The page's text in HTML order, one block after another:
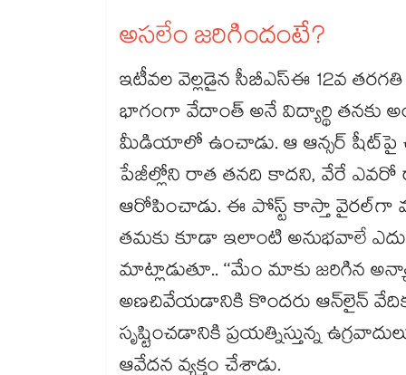
అసలేం జరిగిందంటే?
ఇటీవల వెల్లడైన సీబీఎస్ఈ 12వ
భాగంగా వేదాంత్ అనే విద్యార్థి తనకు
మీడియాలో ఉంచాడు. ఆ ఆన్సర్ షీట్‌‌పై
పేజీల్లోని రాత తనది కాదని, వేరే
ఆరోపించాడు. ఈ పోస్ట్ కాస్తా వైరల్‌‌గా
తమకు కూడా ఇలాంటి అనుభవాలే
మాట్లాడుతూ.. ‘‘మేం మాకు జరిగిన
అణచివేయడానికి కొందరు ఆన్‌‌లైన్
సృష్టించడానికి ప్రయత్నిస్తున్న
ఆవేదన వ్యక్తం చేశాడు.